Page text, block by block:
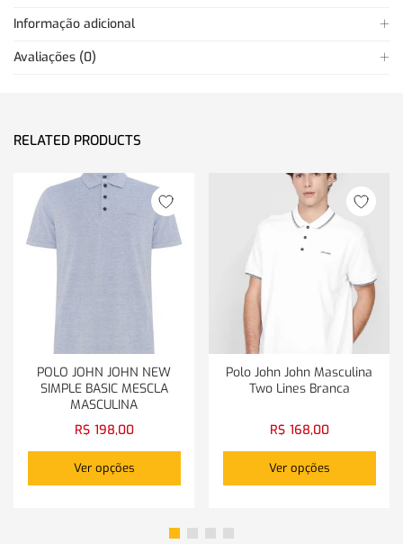
Informação adicional
Avaliações (0)
RELATED PRODUCTS
POLO JOHN JOHN NEW
SIMPLE BASIC MESCLA
MASCULINA
R$ 198,00
Ver opções
Polo John John Masculina
Two Lines Branca
R$ 168,00
Ver opções